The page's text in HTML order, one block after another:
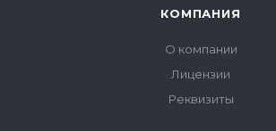
КОМПАНИЯ
О компании
Лицензии
Реквизиты